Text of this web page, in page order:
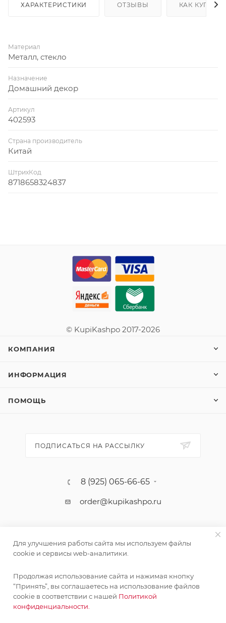
ХАРАКТЕРИСТИКИ ОТЗЫВЫ КАК КУПИТЬ
Материал
Металл, стекло
Назначение
Домашний декор
Артикул
402593
Страна производитель
Китай
ШтрихКод
8718658324837
© KupiKashpo 2017-2026
КОМПАНИЯ
ИНФОРМАЦИЯ
ПОМОЩЬ
ПОДПИСАТЬСЯ НА РАССЫЛКУ
8 (925) 065-66-65
order@kupikashpo.ru
©КупиКашпо 2017-2026
Для улучшения работы сайта мы используем файлы
cookie и сервисы web-аналитики.
Продолжая использование сайта и нажимая кнопку
“Принять”, вы соглашаетесь на использование файлов
cookie в соответствии с нашей Политикой
конфиденциальности.